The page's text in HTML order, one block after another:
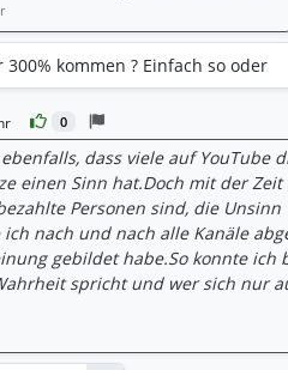
kommen ? Einfach so oder
0
dass viele auf YouTube
einen Sinn hat.Doch mit der
Personen sind, die Unsinn
nach und nach alle Kanäle
gebildet habe.So konnte ich
spricht und wer sich nur